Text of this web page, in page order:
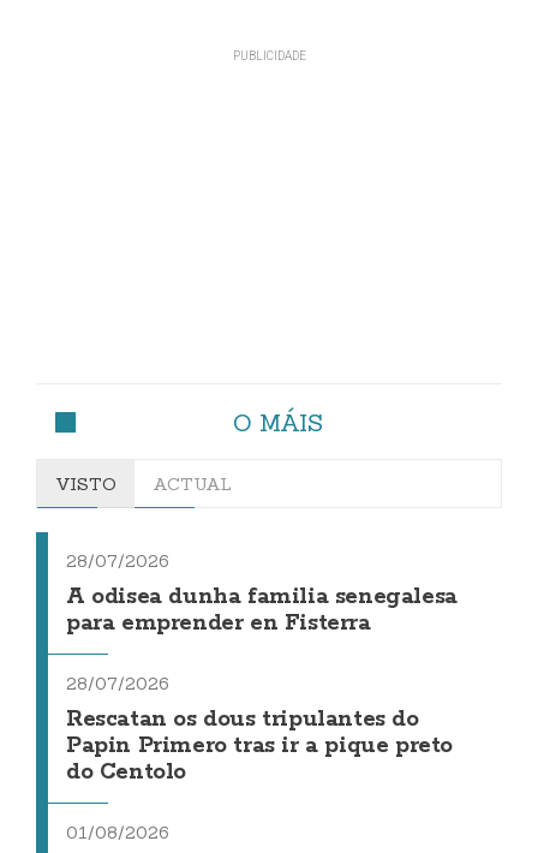
O MÁIS
VISTO ACTUAL
28/07/2026
A odisea dunha familia senegalesa
para emprender en Fisterra
28/07/2026
Rescatan os dous tripulantes do
Papin Primero tras ir a pique preto
do Centolo
01/08/2026